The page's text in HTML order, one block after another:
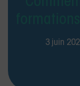
est
3 juin